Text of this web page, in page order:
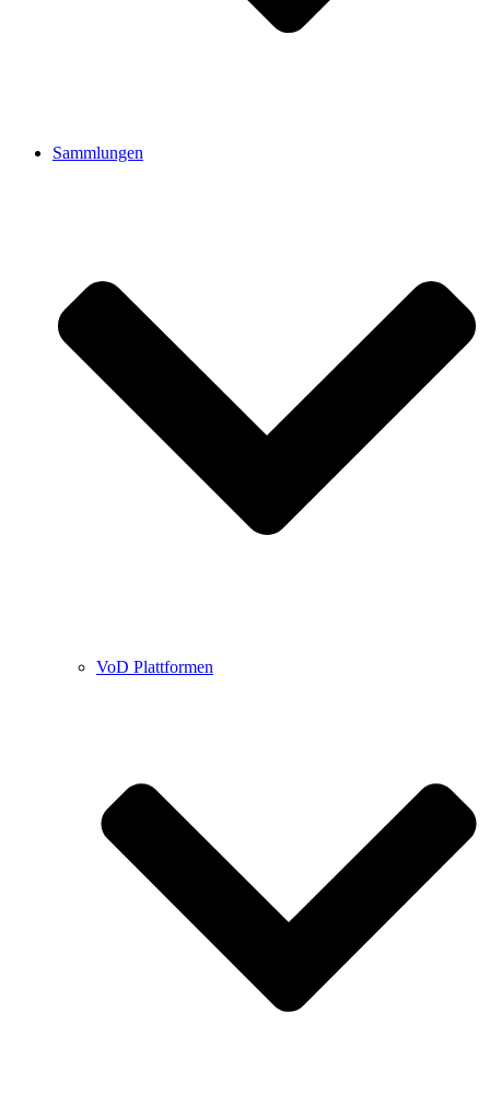
Sammlungen
VoD Plattformen